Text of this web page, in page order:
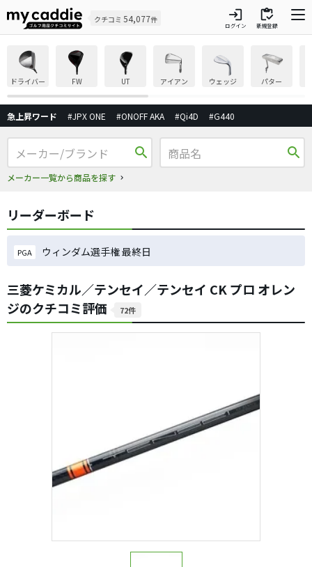
クチコミ 54,077件 login
ログイン
inventory
新規登録
ドライバー FW UT アイアン ウェッジ パター
急上昇ワード #JPX ONE #ONOFF AKA #Qi4D #G440
search
メーカー一覧から商品を探す
search
リーダーボード
PGA ウィンダム選手権 最終日
三菱ケミカル／テンセイ／テンセイ CK プロ オレン
ジのクチコミ評価
72件